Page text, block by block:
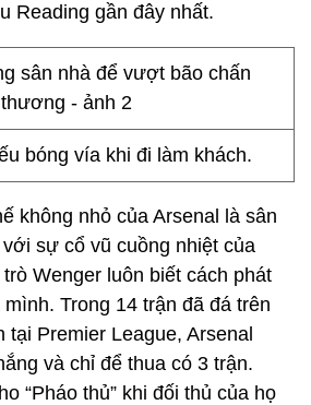
Reading gần đây nhất.
bóng vía khi đi làm khách.
không nhỏ của Arsenal là sân
sự cổ vũ cuồng nhiệt của
Wenger luôn biết cách phát
Trong 14 trận đã đá trên
tại Premier League, Arsenal
và chỉ để thua có 3 trận.
“Pháo thủ” khi đối thủ của họ